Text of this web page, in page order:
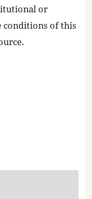
or
conditions of this